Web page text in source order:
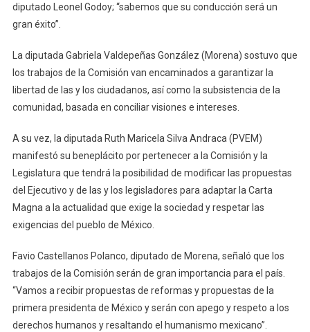
diputado Leonel Godoy; “sabemos que su conducción será un
gran éxito”.
La diputada Gabriela Valdepeñas González (Morena) sostuvo que
los trabajos de la Comisión van encaminados a garantizar la
libertad de las y los ciudadanos, así como la subsistencia de la
comunidad, basada en conciliar visiones e intereses.
A su vez, la diputada Ruth Maricela Silva Andraca (PVEM)
manifestó su beneplácito por pertenecer a la Comisión y la
Legislatura que tendrá la posibilidad de modificar las propuestas
del Ejecutivo y de las y los legisladores para adaptar la Carta
Magna a la actualidad que exige la sociedad y respetar las
exigencias del pueblo de México.
Favio Castellanos Polanco, diputado de Morena, señaló que los
trabajos de la Comisión serán de gran importancia para el país.
“Vamos a recibir propuestas de reformas y propuestas de la
primera presidenta de México y serán con apego y respeto a los
derechos humanos y resaltando el humanismo mexicano”.